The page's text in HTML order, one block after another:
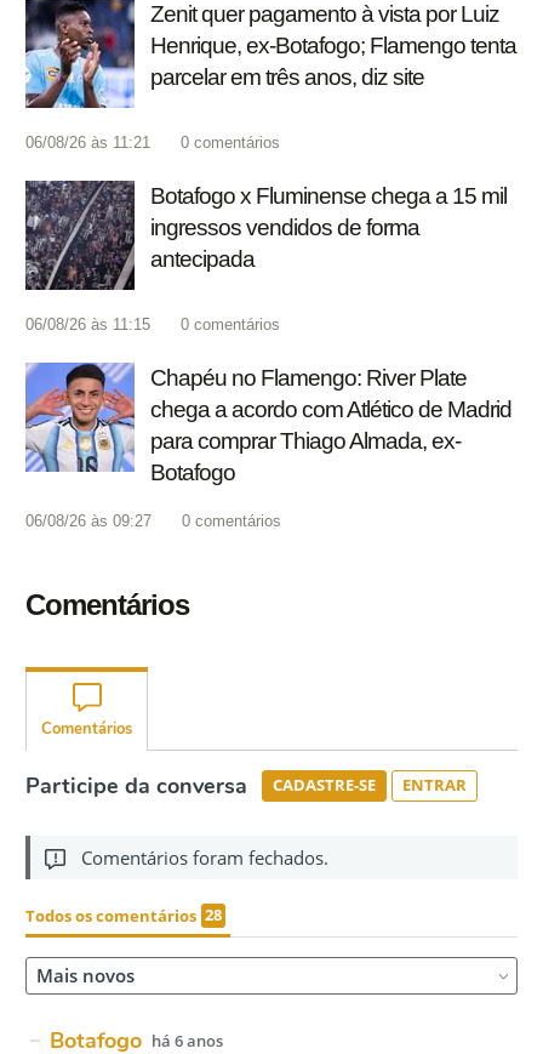
Zenit quer pagamento à vista por Luiz
Henrique, ex-Botafogo; Flamengo tenta
parcelar em três anos, diz site
06/08/26 às 11:21 0 comentários
Botafogo x Fluminense chega a 15 mil
ingressos vendidos de forma
antecipada
06/08/26 às 11:15 0 comentários
Chapéu no Flamengo: River Plate
chega a acordo com Atlético de Madrid
para comprar Thiago Almada, ex-
Botafogo
06/08/26 às 09:27 0 comentários
Comentários